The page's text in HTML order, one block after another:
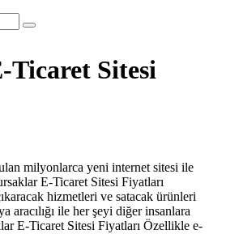
Ticaret Sitesi
milyonlarca yeni internet sitesi ile
E-Ticaret Sitesi Fiyatları
hizmetleri ve satacak ürünleri
aracılığı ile her şeyi diğer insanlara
E-Ticaret Sitesi Fiyatları Özellikle e-